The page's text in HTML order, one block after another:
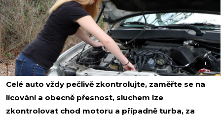
i
Celé auto vždy pečlivě zkontrolujte, zaměřte se na
lícování a obecně přesnost, sluchem lze
zkontrolovat chod motoru a případně turba, za